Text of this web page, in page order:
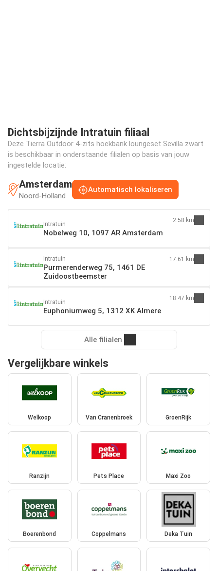
Dichtsbijzijnde Intratuin filiaal
Deze Tierra Outdoor 4-zits hoekbank loungeset Sevilla zwart
is beschikbaar in onderstaande filialen op basis van jouw
ingestelde locatie:
Amsterdam
Noord-Holland
Automatisch lokaliseren
Intratuin
Nobelweg 10, 1097 AR Amsterdam
2.58 km
Intratuin
Purmerenderweg 75, 1461 DE
Zuidoostbeemster
17.61 km
Intratuin
Euphoniumweg 5, 1312 XK Almere
18.47 km
Alle filialen
Vergelijkbare winkels
Welkoop Van Cranenbroek GroenRijk
Ranzijn Pets Place Maxi Zoo
Boerenbond Coppelmans Deka Tuin